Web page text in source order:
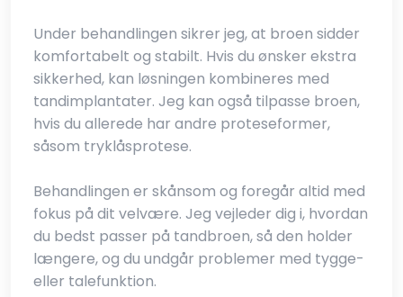
Under behandlingen sikrer jeg, at broen sidder
komfortabelt og stabilt. Hvis du ønsker ekstra
sikkerhed, kan løsningen kombineres med
tandimplantater. Jeg kan også tilpasse broen,
hvis du allerede har andre proteseformer,
såsom tryklåsprotese.
Behandlingen er skånsom og foregår altid med
fokus på dit velvære. Jeg vejleder dig i, hvordan
du bedst passer på tandbroen, så den holder
længere, og du undgår problemer med tygge-
eller talefunktion.